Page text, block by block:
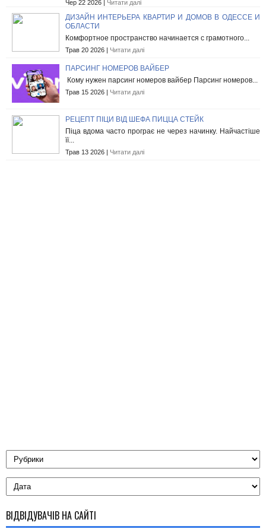
Чер 22 2026 | Читати далі
ДИЗАЙН ИНТЕРЬЕРА КВАРТИР И ДОМОВ В ОДЕССЕ И
ОБЛАСТИ
Комфортное пространство начинается с грамотного...
Трав 20 2026 | Читати далі
ПАРСИНГ НОМЕРОВ ВАЙБЕР
Кому нужен парсинг номеров вайбер Парсинг номеров...
Трав 15 2026 | Читати далі
РЕЦЕПТ ПІЦИ ВІД ШЕФА ПИЦЦА СТЕЙК
Піца вдома часто програє не через начинку. Найчастіше
її...
Трав 13 2026 | Читати далі
ВІДВІДУВАЧІВ НА САЙТІ